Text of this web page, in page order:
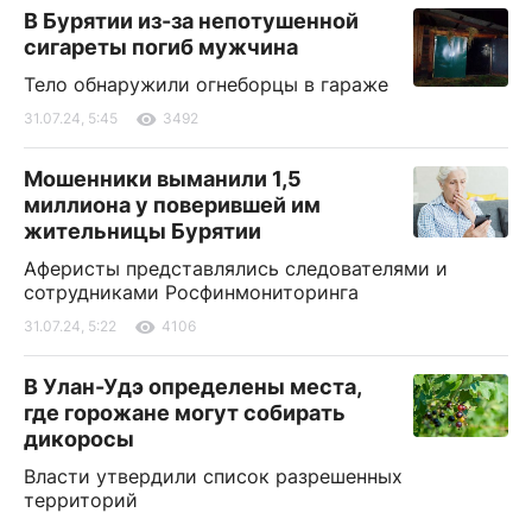
В Бурятии из-за непотушенной
сигареты погиб мужчина
Тело обнаружили огнеборцы в гараже
31.07.24, 5:45 3492
Мошенники выманили 1,5
миллиона у поверившей им
жительницы Бурятии
Аферисты представлялись следователями и
сотрудниками Росфинмониторинга
31.07.24, 5:22 4106
В Улан-Удэ определены места,
где горожане могут собирать
дикоросы
Власти утвердили список разрешенных
территорий